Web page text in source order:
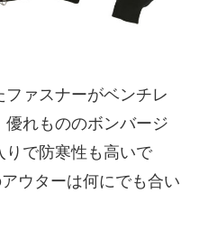
ァスナーがベンチレ
れもののボンバージ
りで防寒性も高いで
ウターは何にでも合い